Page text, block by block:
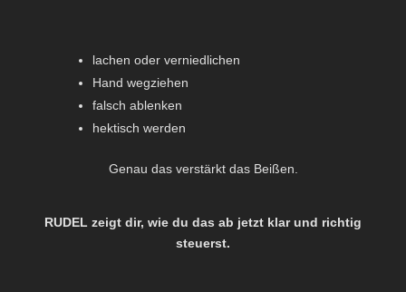
lachen oder verniedlichen
Hand wegziehen
falsch ablenken
hektisch werden
Genau das verstärkt das Beißen.
RUDEL zeigt dir, wie du das ab jetzt klar und richtig
steuerst.